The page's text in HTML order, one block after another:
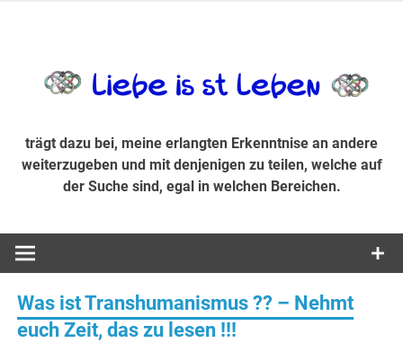
Suche sind, egal in welchen Bereichen.
trägt dazu bei, meine erlangten Erkenntnise an andere
weiterzugeben und mit denjenigen zu teilen, welche auf
der Suche sind, egal in welchen Bereichen.
Was ist Transhumanismus ?? – Nehmt
euch Zeit, das zu lesen !!!